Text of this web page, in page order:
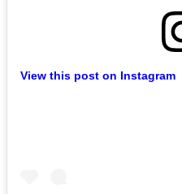
View this post on Instagram